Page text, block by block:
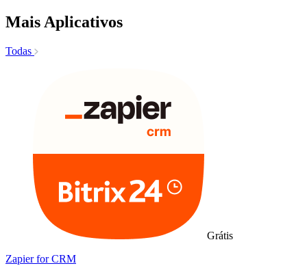
Mais Aplicativos
Todas
Grátis
Zapier for CRM